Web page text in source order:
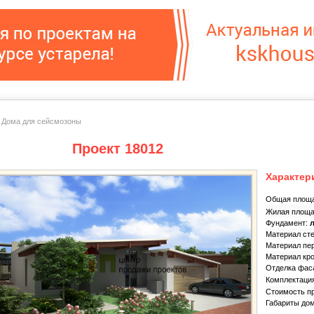
Дома для сейсмозоны
Проект 18012
Общая
Жилая
Фундамент:
Материал
Материал
Материал
Отделка
Стоимость
Габариты